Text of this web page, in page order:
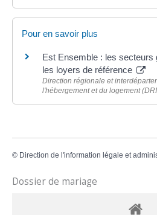
Pour en savoir plus
Est Ensemble : les secteurs
les loyers de référence
Direction régionale et
l'hébergement et du logement
© Direction de l'information légale et
Dossier de mariage